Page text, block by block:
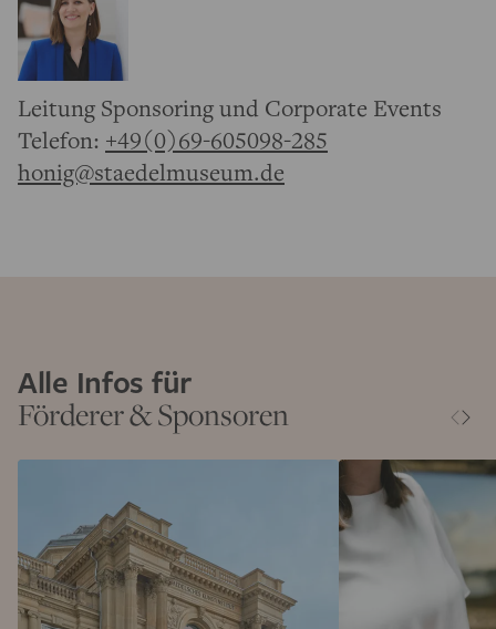
Leitung Sponsoring und Corporate Events
Telefon: +49(0)69-605098-285
honig@staedelmuseum.de
Alle Infos für
Förderer & Sponsoren